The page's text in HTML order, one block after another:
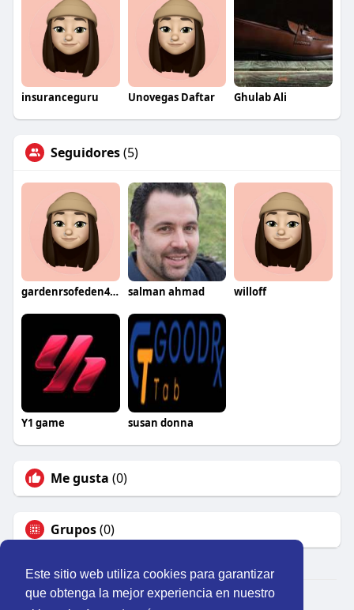
Este sitio web utiliza cookies para garantizar
que obtenga la mejor experiencia en nuestro
insuranceguru Unovegas Daftar Ghulab Ali
Seguidores(5)
gardenrsofeden4ultd salman ahmad willoff
Y1 game susan donna
Me gusta (0)
Grupos(0)
© 2026 Perú Activo